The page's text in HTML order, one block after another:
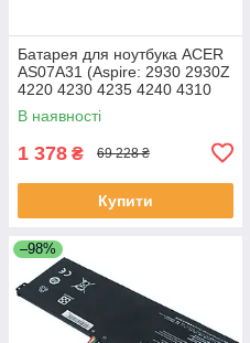
Батарея для ноутбука ACER
AS07A31 (Aspire: 2930 2930Z
4220 4230 4235 4240 4310
5334 5732Z 7315) 11.1V
4400mAh Чорний
В наявності
1 378 ₴ 69 228 ₴
Купити
–98%